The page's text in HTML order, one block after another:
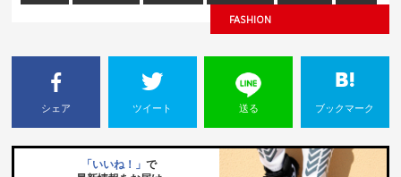
FASHION
シェア ツイート 送る ブックマーク
「いいね！」 で